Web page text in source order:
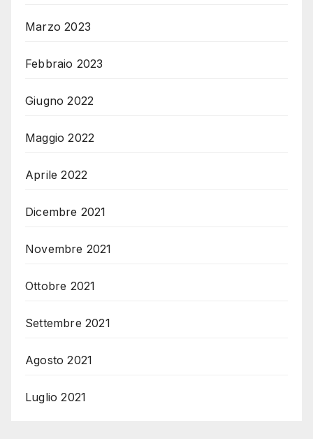
Marzo 2023
Febbraio 2023
Giugno 2022
Maggio 2022
Aprile 2022
Dicembre 2021
Novembre 2021
Ottobre 2021
Settembre 2021
Agosto 2021
Luglio 2021